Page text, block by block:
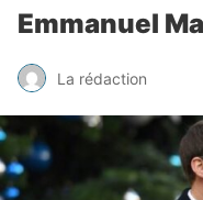
Emmanuel
La rédaction